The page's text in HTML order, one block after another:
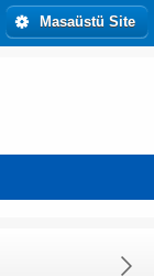
Masaüstü Site